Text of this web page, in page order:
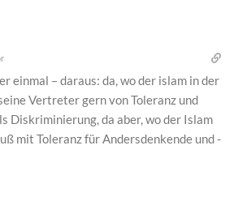
einmal – daraus: da, wo der islam in der
Vertreter gern von Toleranz und
Diskriminierung, da aber, wo der Islam
mit Toleranz für Andersdenkende und -